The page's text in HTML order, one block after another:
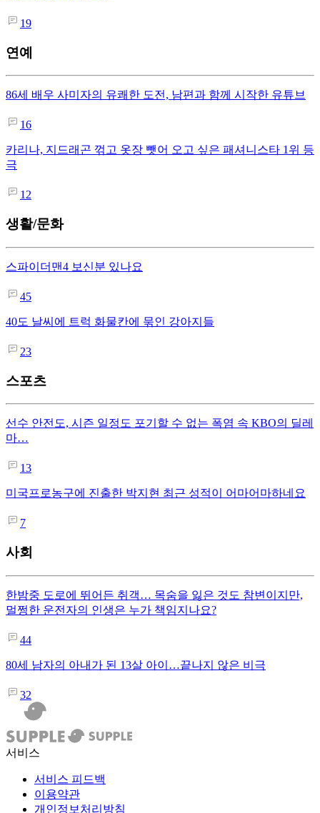
19
연예
86세 배우 사미자의 유쾌한 도전, 남편과 함께 시작한 유튜브
16
카리나, 지드래곤 꺾고 옷장 뺏어 오고 싶은 패셔니스타 1위 등
극
12
생활/문화
스파이더맨4 보신분 있나요
45
40도 날씨에 트럭 화물칸에 묶인 강아지들
23
스포츠
선수 안전도, 시즌 일정도 포기할 수 없는 폭염 속 KBO의 딜레
마…
13
미국프로농구에 진출한 박지현 최근 성적이 어마어마하네요
7
사회
한밤중 도로에 뛰어든 취객… 목숨을 잃은 것도 참변이지만,
멀쩡한 운전자의 인생은 누가 책임지나요?
44
80세 남자의 아내가 된 13살 아이…끝나지 않은 비극
32
서비스
서비스 피드백
이용약관
개인정보처리방침